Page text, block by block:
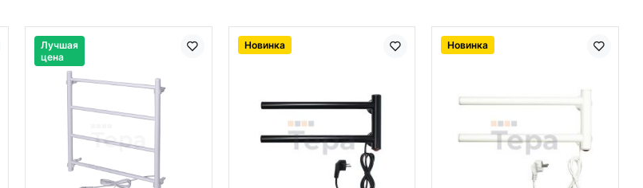
Лучшая
цена
Новинка Новинка